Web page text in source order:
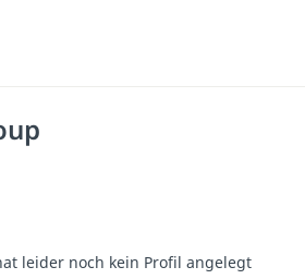
leider noch kein Profil angelegt